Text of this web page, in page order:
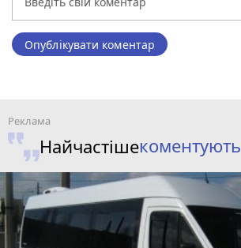
Опублікувати коментар
Найчастішекоментують